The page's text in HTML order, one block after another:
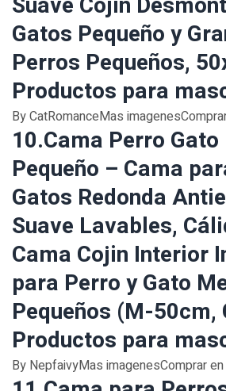
Gatos Pequeño y
Perros Pequeños,
Productos para
By CatRomanceMas
10.Cama Perro
Pequeño – Cama
Gatos Redonda
Suave Lavables,
Cama Cojin Interior
para Perro y Gato
Pequeños (M-
Productos para
By NepfaivyMas imagenesComprar